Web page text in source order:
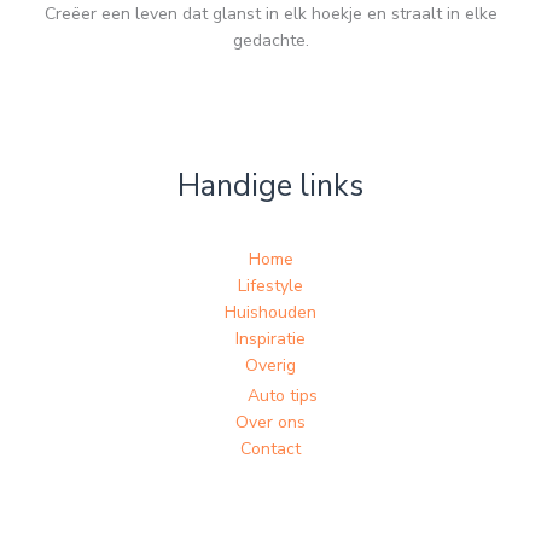
Creëer een leven dat glanst in elk hoekje en straalt in elke
gedachte.
Handige links
Home
Lifestyle
Huishouden
Inspiratie
Overig
Auto tips
Over ons
Contact